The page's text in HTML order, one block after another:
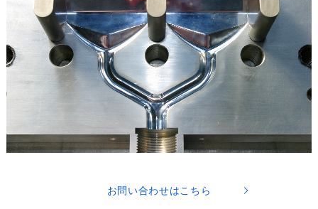
お問い合わせはこちら